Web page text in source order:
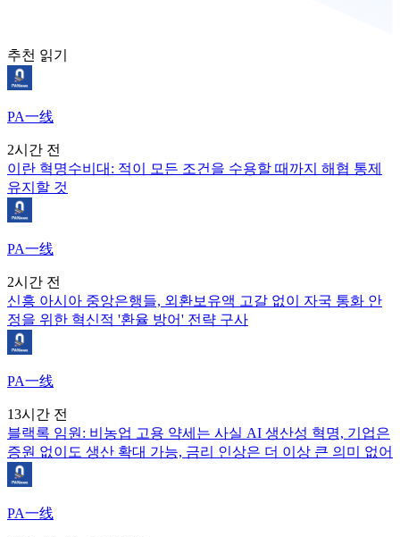
추천 읽기
PA一线
2시간 전
이란 혁명수비대: 적이 모든 조건을 수용할 때까지 해협 통제
유지할 것
PA一线
2시간 전
신흥 아시아 중앙은행들, 외환보유액 고갈 없이 자국 통화 안
정을 위한 혁신적 '환율 방어' 전략 구사
PA一线
13시간 전
블랙록 임원: 비농업 고용 약세는 사실 AI 생산성 혁명, 기업은
증원 없이도 생산 확대 가능, 금리 인상은 더 이상 큰 의미 없어
PA一线